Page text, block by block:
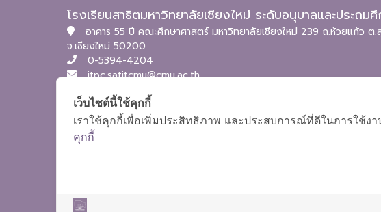
โรงเรียนสาธิตมหาวิทยาลัยเชียงใหม่ ระดับอนุบาลและประถม
อาคาร 55 ปี คณะศึกษาศาสตร์ มหาวิทยาลัยเชียงใหม่ 239 ถ.ห้วยแก้ว ต.
จ.เชียงใหม่ 50200
0-5394-4204
itpc.satitcmu@cmu.ac.th
เว็บไซต์นี้ใช้คุกกี้
เราใช้คุกกี้เพื่อเพิ่มประสิทธิภาพ และประสบการณ์ที่ดีในการใช้
คุกกี้